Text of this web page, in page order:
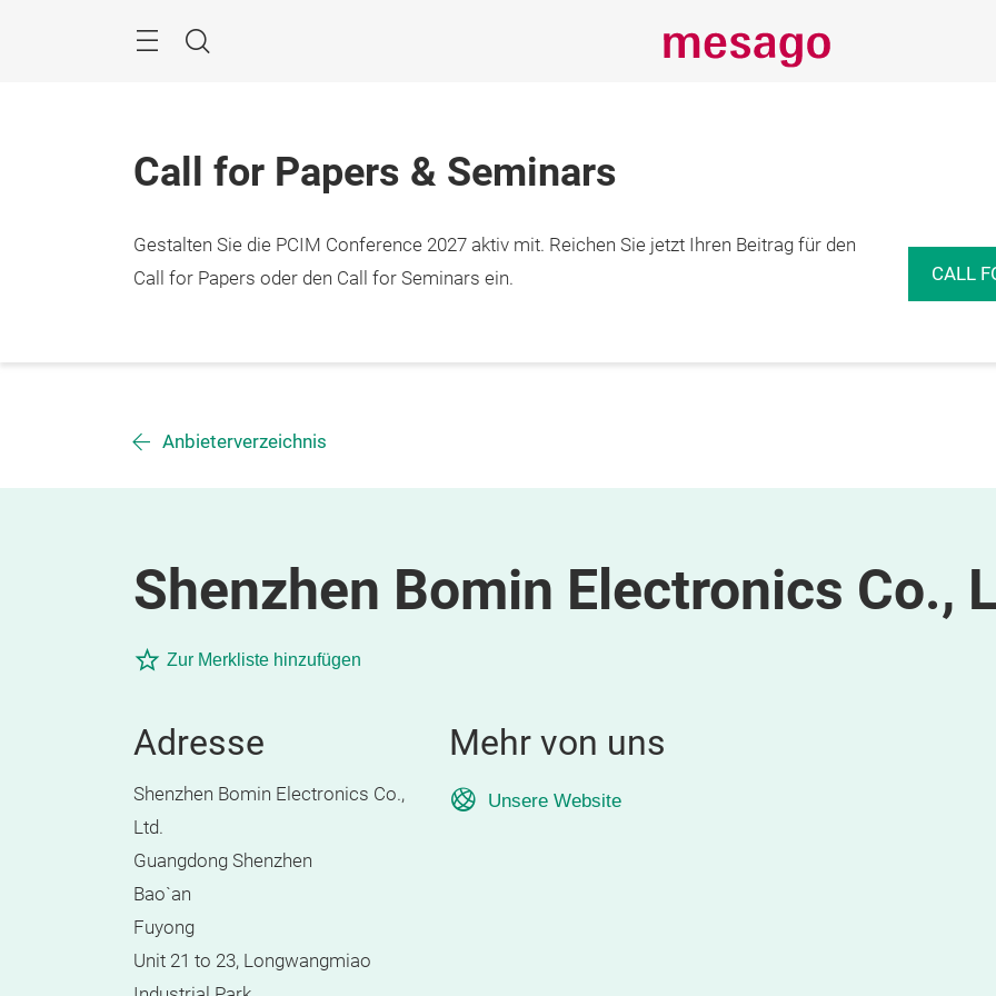
Suche
Call for Papers & Seminars
Gestalten Sie die PCIM Conference 2027 aktiv mit. Reichen Sie jetzt Ihren Beitrag für den
Call for Papers oder den Call for Seminars ein.
CALL
Anbieterverzeichnis
Shenzhen Bomin Electronics Co.,
Zur Merkliste hinzufügen
Adresse
Shenzhen Bomin Electronics Co.,
Ltd.
Guangdong Shenzhen
Bao`an
Fuyong
Unit 21 to 23, Longwangmiao
Mehr von uns
Unsere Website